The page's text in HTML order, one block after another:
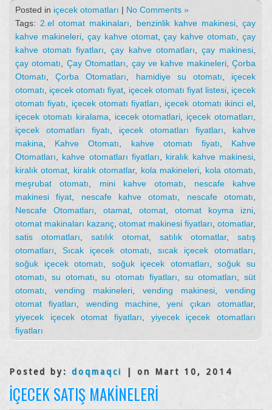
Posted in içecek otomatları | No Comments »
Tags: 2.el otomat makinaları benzinlik kahve makinesi,çay
kahve makineleri, çay kahve otomat,çay kahve otomatı
çay
kahve otomatı fiyatları ,çay kahve otomatları çay makinesi
çay otomatı
Çay Otomatları çay ve kahve makineleri, Çorba
Otomatı ,Çorba Otomatları hamidiye su otomatı
içecek
otomatı
içecek otomatı fiyat içecek otomatı fiyat listesi, içecek
otomatı fiyatı
içecek otomatı fiyatları içecek otomatı ikinci el
içecek otomatı kiralama
icecek otomatlari içecek otomatları
içecek otomatları fiyatı
içecek otomatları fiyatları
kahve
makina
Kahve Otomatı kahve otomatı fiyatı
Kahve
Otomatları
kahve otomatları fiyatları kiralık kahve makinesi
kiralık otomat
kiralık otomatlar, kola makineleri kola otomatı
meşrubat otomatı
mini kahve otomatı
nescafe kahve
makinesi fiyat
nescafe kahve otomatı nescafe otomatı
Nescafe Otomatları
otamat otomat otomat koyma izni
otomat makinaları kazanç otomat makinesi fiyatları otomatlar,
satis otomatları
satılık otomat satılık otomatlar, satış
otomatları
Sıcak içecek otomatı sıcak içecek otomatları
soğuk içecek otomatı
soğuk içecek otomatları ,soğuk su
otomatı
su otomatı ,su otomatı fiyatları su otomatları
süt
otomatı
vending makineleri vending makinesi
vending
otomat fiyatları
wending machine ,yeni çıkan otomatlar,
yiyecek içecek otomat fiyatları
yiyecek içecek otomatları
fiyatları
Posted by: doqmaqci | on Mart 10, 2014
İÇECEK SATIŞ MAKINELERI